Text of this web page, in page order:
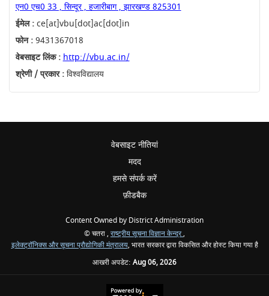
एन0 एच0 33 , सिन्दूर , हजारीबाग , झारखण्ड 825301
ईमेल :ce[at]vbu[dot]ac[dot]in
फोन :9431367018
वेबसाइट लिंक : http://vbu.ac.in/
श्रेणी / प्रकार :विश्वविद्यालय
वेबसाइट नीतियां
मदद
हमसे संपर्क करें
फ़ीडबैक
Content Owned by District Administration
© चतरा , राष्ट्रीय सूचना विज्ञान केन्द्र,
इलेक्ट्रॉनिक्स और सूचना प्रौद्योगिकी मंत्रालय, भारत सरकार द्वारा विकसित और होस्ट किया गया है
आखरी अपडेट: Aug 06, 2026